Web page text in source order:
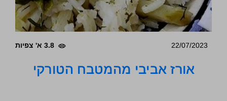
22/07/2023 3.8 א' צפיות
אורז אביבי מהמטבח הטורקי